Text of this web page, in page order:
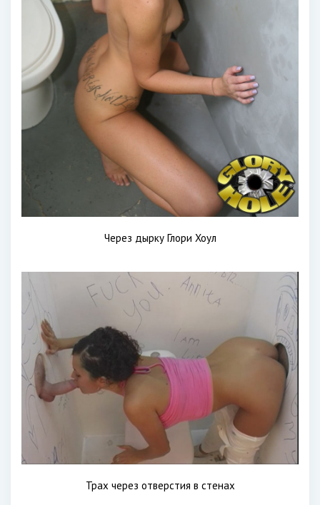
Через дырку Глори Хоул
Трах через отверстия в стенах